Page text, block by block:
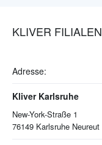
KLIVER FILIALEN
Adresse:
Kliver Karlsruhe
New-York-Straße 1
76149 Karlsruhe Neureut